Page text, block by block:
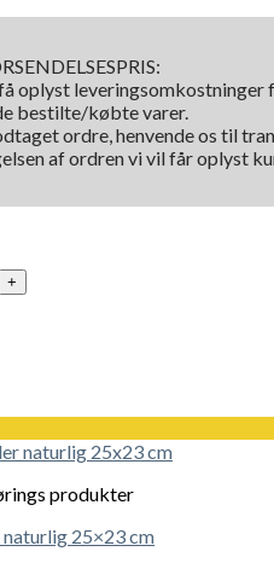
oplyst leveringsomkostninger
bestilte/købte varer.
ordre, henvende os til
af ordren vi vil får oplyst
produkter
25×23 cm